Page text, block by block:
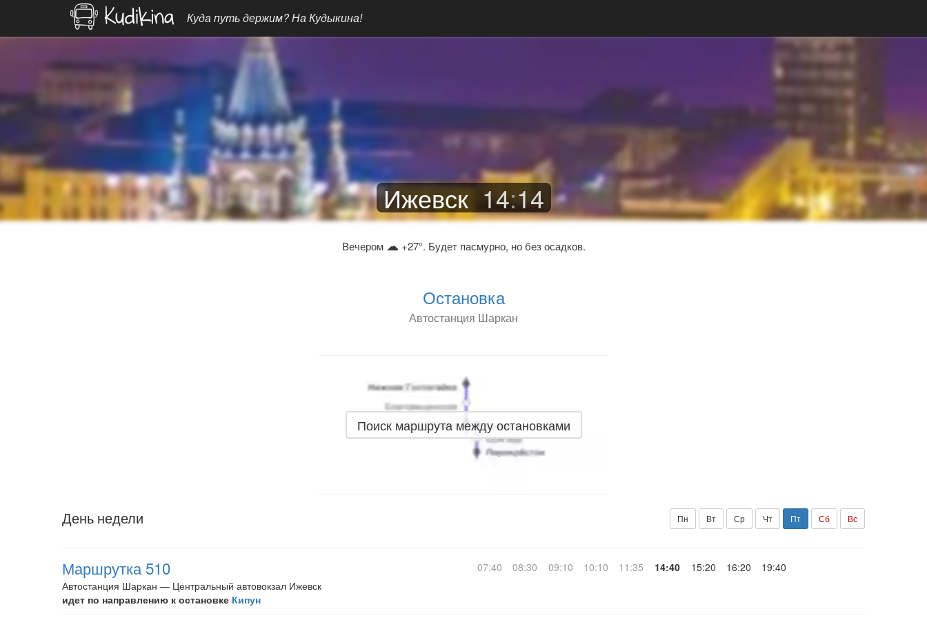
Куда путь держим? На Кудыкина!
Ижевск 14:14
Вечером ☁ +27°. Будет пасмурно, но без осадков.
Остановка
Автостанция Шаркан
Поиск маршрута между остановками
День недели Пн Вт Ср Чт Пт Сб Вс
Маршрутка 510
Автостанция Шаркан — Центральный автовокзал Ижевск
идет по направлению к остановке Кипун
07:40 08:30 09:10 10:10 11:35 14:40 15:20 16:20 19:40